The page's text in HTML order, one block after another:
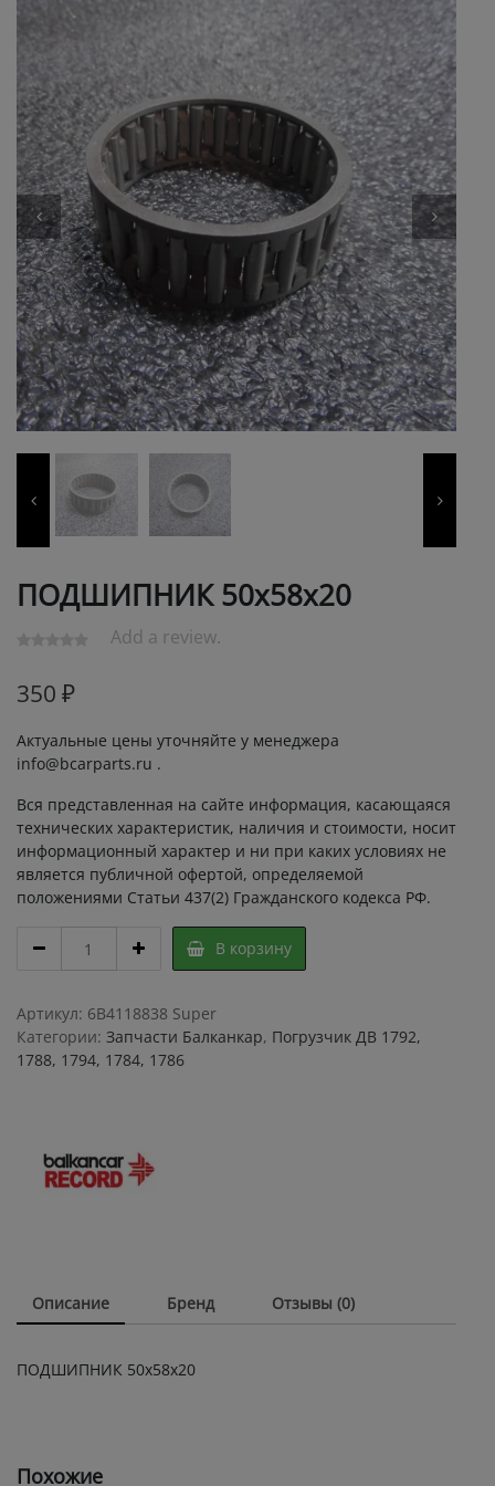
ПОДШИПНИК 50х58х20
Add a review.
350 ₽
Актуальные цены уточняйте у менеджера
info@bcarparts.ru .
Вся представленная на сайте информация, касающаяся
технических характеристик, наличия и стоимости, носит
информационный характер и ни при каких условиях не
является публичной офертой, определяемой
положениями Статьи 437(2) Гражданского кодекса РФ.
ПОДШИПНИК
50х58х20
В корзину
Артикул: 6B4118838 Super
Категории: Запчасти Балканкар, Погрузчик ДВ 1792,
1788, 1794, 1784, 1786
Описание Бренд Отзывы (0)
ПОДШИПНИК 50х58х20
Похожие